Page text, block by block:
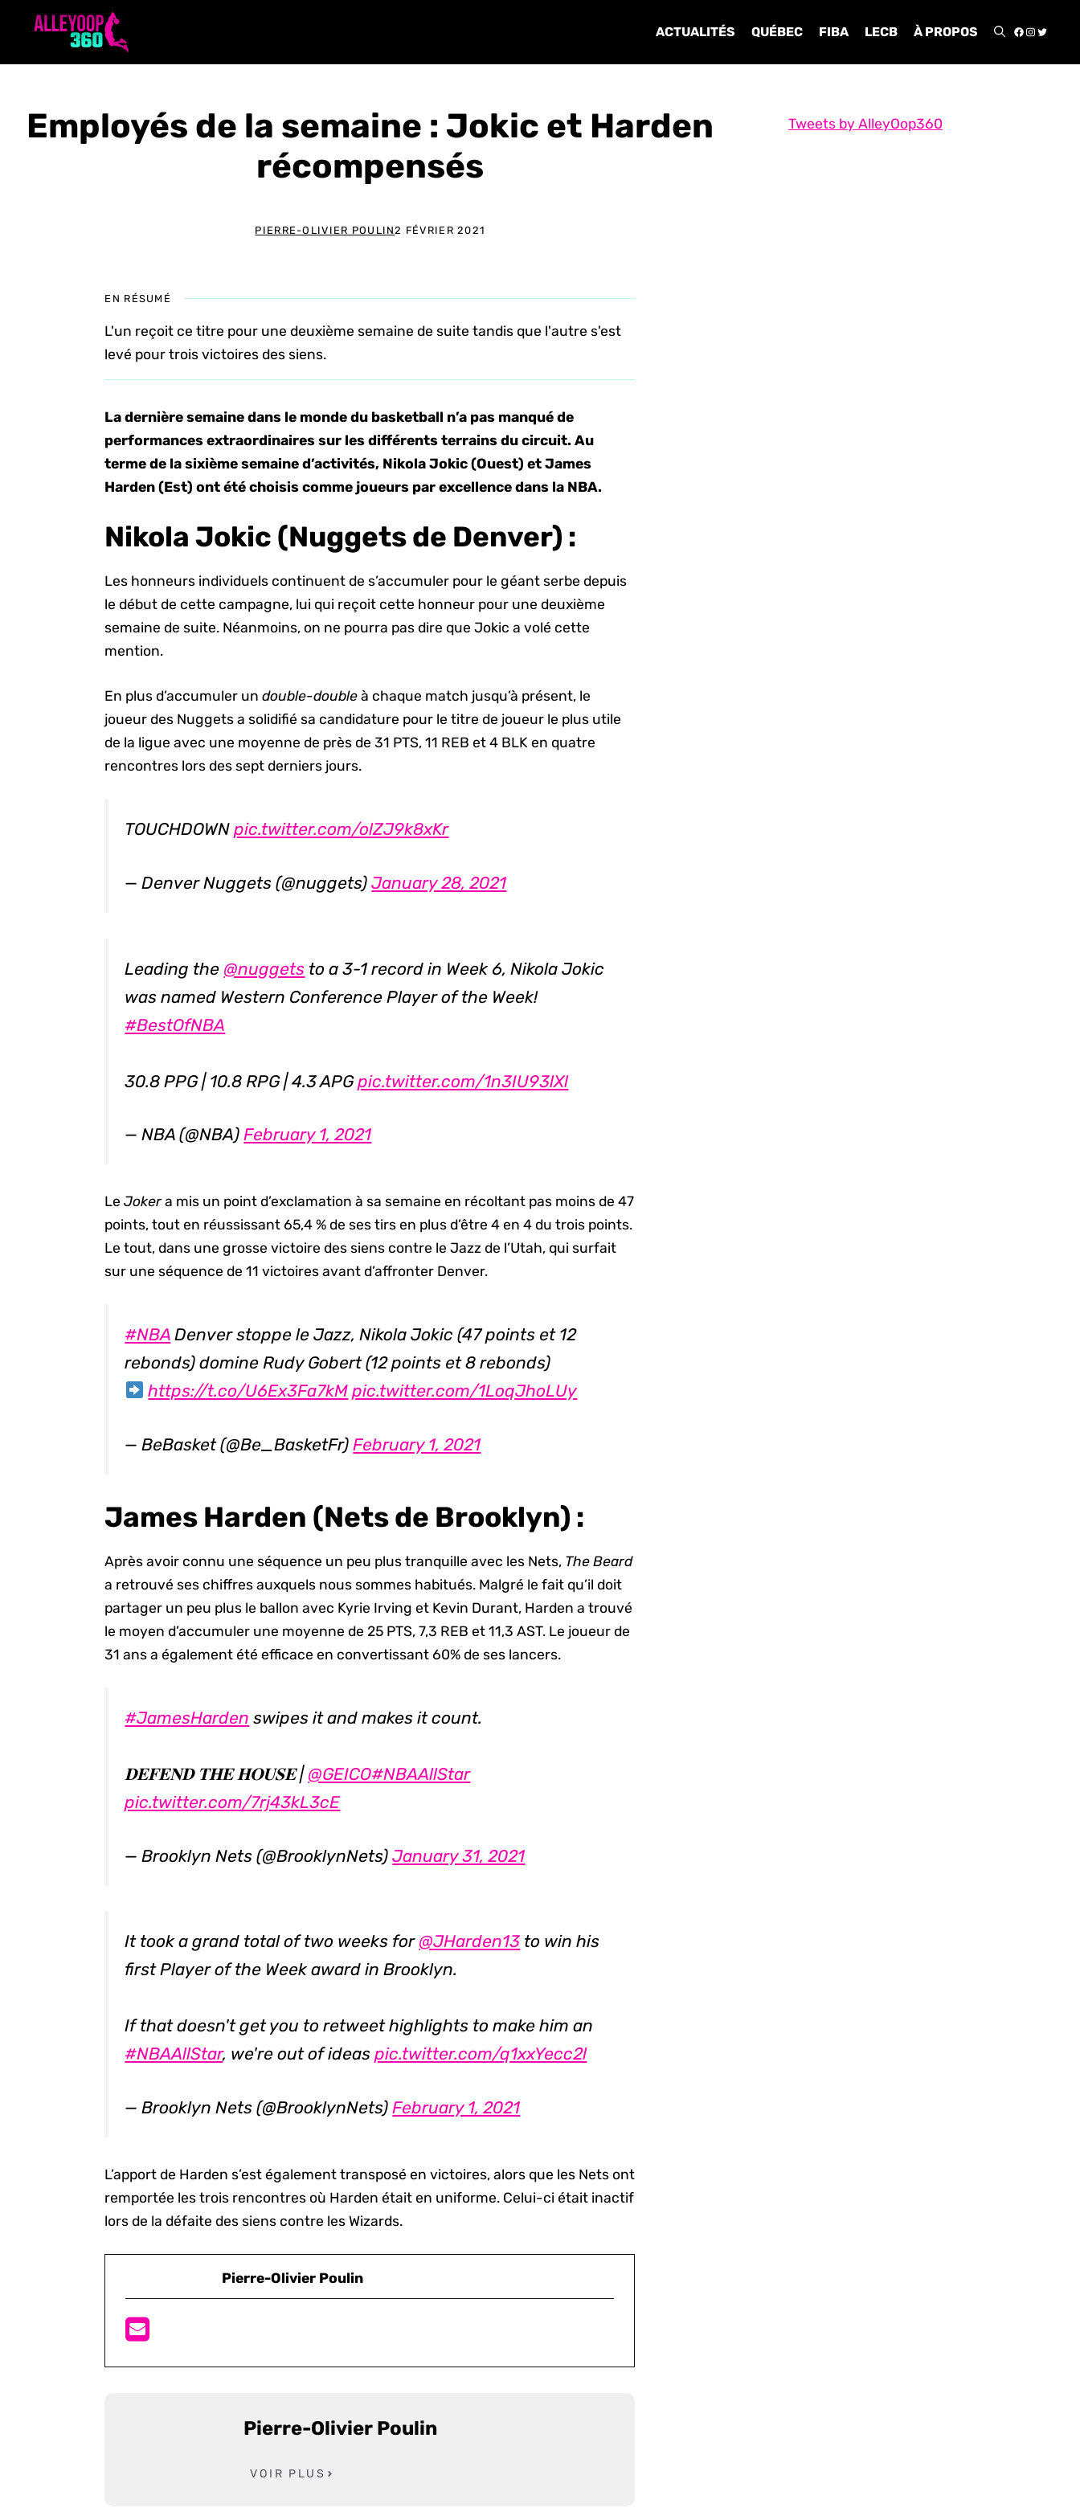
ACTUALITÉS QUÉBEC FIBA LECB À PROPOS
Employés de la semaine : Jokic et Harden
récompensés
PIERRE-OLIVIER POULIN2 FÉVRIER 2021
EN RÉSUMÉ
L'un reçoit ce titre pour une deuxième semaine de suite tandis que l'autre s'est
levé pour trois victoires des siens.
La dernière semaine dans le monde du basketball n’a pas manqué de
performances extraordinaires sur les différents terrains du circuit. Au
terme de la sixième semaine d’activités, Nikola Jokic (Ouest) et James
Harden (Est) ont été choisis comme joueurs par excellence dans la NBA.
Nikola Jokic (Nuggets de Denver) :
Les honneurs individuels continuent de s’accumuler pour le géant serbe depuis
le début de cette campagne, lui qui reçoit cette honneur pour une deuxième
semaine de suite. Néanmoins, on ne pourra pas dire que Jokic a volé cette
mention.
En plus d’accumuler undouble-double à chaque match jusqu’à présent, le
joueur des Nuggets a solidifié sa candidature pour le titre de joueur le plus utile
de la ligue avec une moyenne de près de 31 PTS, 11 REB et 4 BLK en quatre
rencontres lors des sept derniers jours.
TOUCHDOWNpic.twitter.com/olZJ9k8xKr
— Denver Nuggets (@nuggets)January 28, 2021
Leading the @nuggets to a 3-1 record in Week 6, Nikola Jokic
was named Western Conference Player of the Week!
#BestOfNBA
30.8 PPG | 10.8 RPG | 4.3 APGpic.twitter.com/1n3IU93lXl
— NBA (@NBA)February 1, 2021
LeJokera mis un point d’exclamation à sa semaine en récoltant pas moins de 47
points, tout en réussissant 65,4 % de ses tirs en plus d’être 4 en 4 du trois points.
Le tout, dans une grosse victoire des siens contre le Jazz de l’Utah, qui surfait
sur une séquence de 11 victoires avant d’affronter Denver.
#NBA Denver stoppe le Jazz, Nikola Jokic (47 points et 12
rebonds) domine Rudy Gobert (12 points et 8 rebonds)
https://t.co/U6Ex3Fa7kM pic.twitter.com/1LoqJhoLUy
— BeBasket (@Be_BasketFr)February 1, 2021
James Harden (Nets de Brooklyn) :
Après avoir connu une séquence un peu plus tranquille avec les Nets, The Beard
a retrouvé ses chiffres auxquels nous sommes habitués. Malgré le fait qu’il doit
partager un peu plus le ballon avec Kyrie Irving et Kevin Durant, Harden a trouvé
le moyen d’accumuler une moyenne de 25 PTS, 7,3 REB et 11,3 AST. Le joueur de
31 ans a également été efficace en convertissant 60% de ses lancers.
#JamesHarden swipes it and makes it count.
𝐃𝐄𝐅𝐄𝐍𝐃 𝐓𝐇𝐄 𝐇𝐎𝐔𝐒𝐄 | @GEICO#NBAAllStar
pic.twitter.com/7rj43kL3cE
— Brooklyn Nets (@BrooklynNets)January 31, 2021
It took a grand total of two weeks for @JHarden13 to win his
first Player of the Week award in Brooklyn.
If that doesn't get you to retweet highlights to make him an
#NBAAllStar, we're out of ideaspic.twitter.com/q1xxYecc2l
— Brooklyn Nets (@BrooklynNets)February 1, 2021
L’apport de Harden s’est également transposé en victoires, alors que les Nets ont
remportée les trois rencontres où Harden était en uniforme. Celui-ci était inactif
lors de la défaite des siens contre les Wizards.
Pierre-Olivier Poulin
Pierre-Olivier Poulin
VOIR PLUS
Tweets by AlleyOop360